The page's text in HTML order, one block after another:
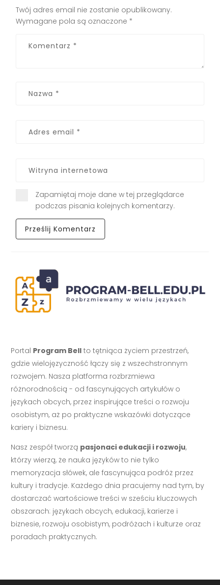
Twój adres email nie zostanie opublikowany.
Wymagane pola są oznaczone *
Zapamiętaj moje dane w tej przeglądarce
podczas pisania kolejnych komentarzy.
Portal Program Bell to tętniąca życiem przestrzeń,
gdzie wielojęzyczność łączy się z wszechstronnym
rozwojem. Nasza platforma rozbrzmiewa
różnorodnością - od fascynujących artykułów o
językach obcych, przez inspirujące treści o rozwoju
osobistym, aż po praktyczne wskazówki dotyczące
kariery i biznesu.
Nasz zespół tworzą pasjonaci edukacji i rozwoju,
którzy wierzą, że nauka języków to nie tylko
memoryzacja słówek, ale fascynująca podróż przez
kultury i tradycje. Każdego dnia pracujemy nad tym, by
dostarczać wartościowe treści w sześciu kluczowych
obszarach: językach obcych, edukacji, karierze i
biznesie, rozwoju osobistym, podróżach i kulturze oraz
poradach praktycznych.